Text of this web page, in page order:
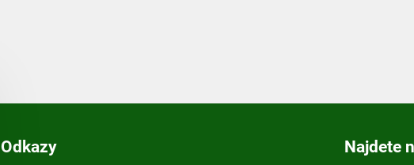
Odkazy Najdete